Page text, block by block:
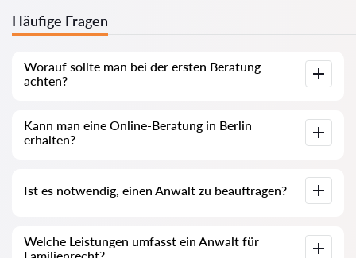
Häufige Fragen
Worauf sollte man bei der ersten Beratung
achten?
analysiert, verständlich erklärt und realistische Lösungen
anbietet. Das ist ein Zeichen für Professionalität.
Kann man eine Online-Beratung in Berlin
erhalten?
schnelle und bequeme Möglichkeit, rechtliche Unterstützung
Ist es notwendig, einen Anwalt zu beauftragen?
Anwalt erhöht die Erfolgschancen und hilft, Fehler zu
Welche Leistungen umfasst ein Anwalt für